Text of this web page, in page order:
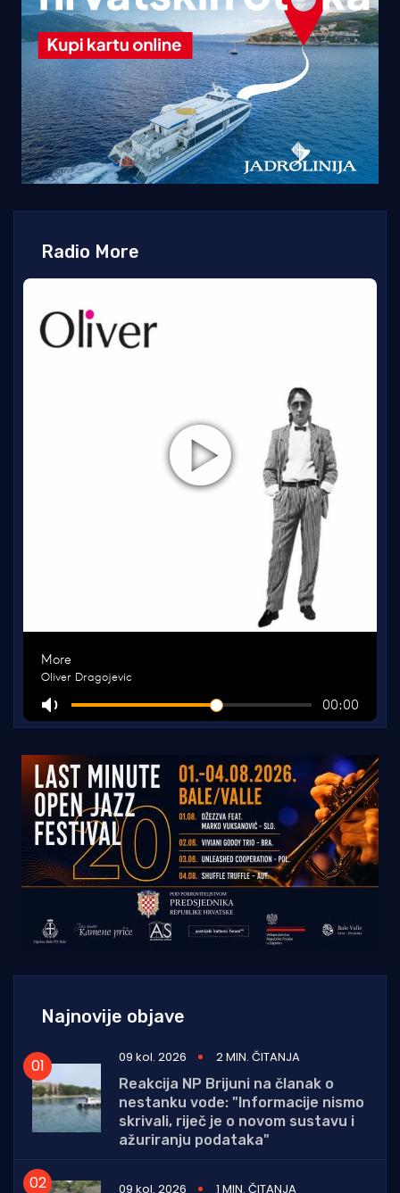
Radio More
Najnovije objave
09 kol. 2026
2 MIN. ČITANJA
Reakcija NP Brijuni na članak o
nestanku vode: "Informacije nismo
skrivali, riječ je o novom sustavu i
ažuriranju podataka"
09 kol. 2026
1 MIN. ČITANJA